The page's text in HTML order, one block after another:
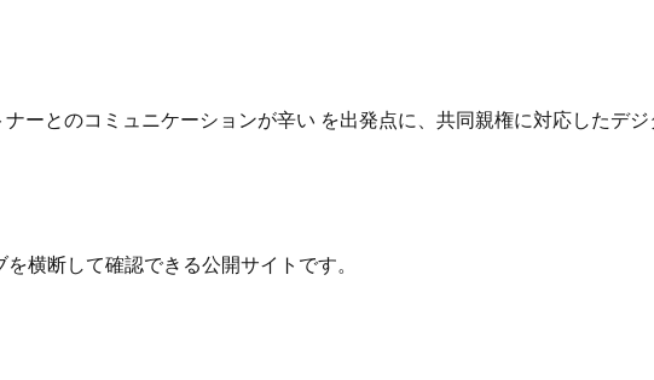
ーとのコミュニケーションが辛い を出発点に、共同親権に対応したデ
横断して確認できる公開サイトです。